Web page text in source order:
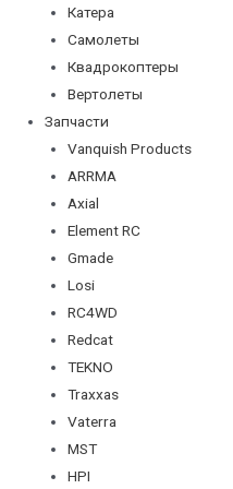
Катера
Самолеты
Квадрокоптеры
Вертолеты
Запчасти
Vanquish Products
ARRMA
Axial
Element RC
Gmade
Losi
RC4WD
Redcat
TEKNO
Traxxas
Vaterra
MST
HPI